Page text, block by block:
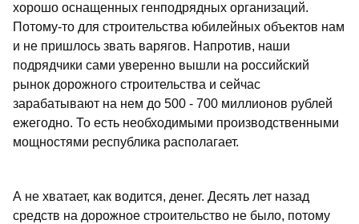
хорошо оснащенных генподрядных организаций.
Потому-то для строительства юбилейных объектов нам
и не пришлось звать варягов. Напротив, наши
подрядчики сами уверенно вышли на российский
рынок дорожного строительства и сейчас
зарабатывают на нем до 500 - 700 миллионов рублей
ежегодно. То есть необходимыми производственными
мощностями республика располагает.
А не хватает, как водится, денег. Десять лет назад
средств на дорожное строительство не было, потому